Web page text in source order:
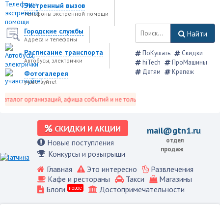
Экстренный вызов
Телефоны экстренной помощи
Городские службы
Адреса и телефоны
Расписание транспорта
Автобусы, электрички
Фотогалерея
учавствуйте!
организаций, афиша событий и не только это.
Найти
ПоКушать
Скидки
hiTech
ПроМашины
Детям
Крепеж
СКИДКИ И АКЦИИ
Новые поступления
Конкурсы и розыгрыши
mail@gtn1.ru
отдел
продаж
Главная Это интересно
Развлечения
Кафе и рестораны
Такси
Магазины
Блоги
новое Достопримечательности